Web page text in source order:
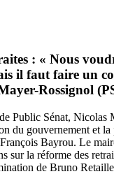
: « Nous
il faut faire un
Rossignol
Public Sénat, Nicolas
du gouvernement et
Bayrou. Le
sur la réforme des
de Bruno